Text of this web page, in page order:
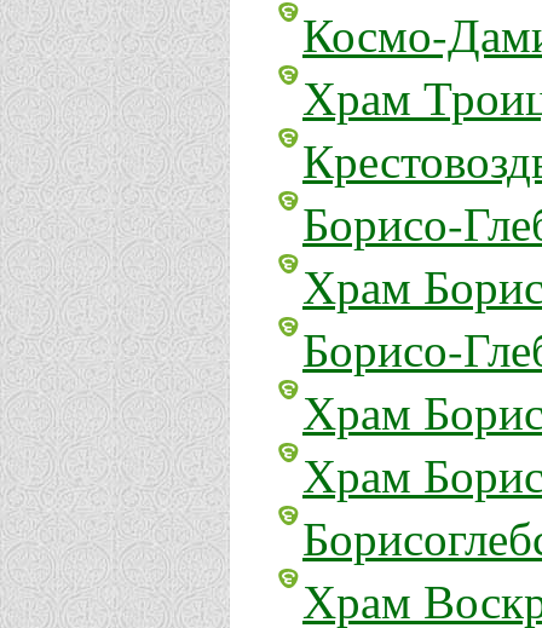
Космо-
Храм
Борисо-
Храм
Борисо-
Храм
Храм
Храм